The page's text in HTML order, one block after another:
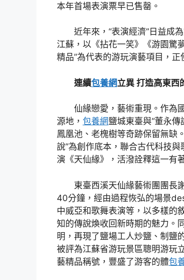
本年首場表演票早已售罄。
近年來，“表演經濟”日益成
江蘇，以《拈花一笑》《游園驚
精品”為代表的游玩演藝項目，
連續包養網立異 打造高東西
仙緣戀愛，藝術重現。作為
源地， 包養網鹽城東臺與“董永傳
鳳凰池、老槐樹等奇跡保留無缺
說”為創作底本，聯合古代科技
演《天仙緣》，活潑詮釋這一有
東臺西溪天仙緣藝術團團長
40分鐘，經由過程恢弘的場景
中威亞和歌舞表演等，以多樣的
知的傳說煥收回新時期的魅力。
明，再現了鹽場工人炒鹽、制鹽
被評為江蘇省游玩景區聰明游玩
藝精品稱號，豐盛了游客的體包